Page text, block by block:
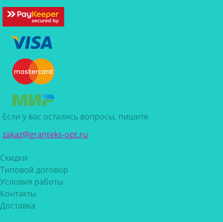
Если у вас остались вопросы, пишите
zakaz@granteks-opt.ru
Скидки
Типовой договор
Условия работы
Контакты
Доставка